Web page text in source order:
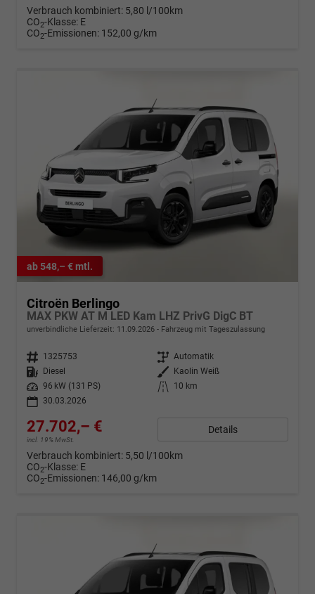
Verbrauch kombiniert: 5,80 l/100km
CO2-Klasse: E
CO2-Emissionen: 152,00 g/km
ab 548,– € mtl.
Citroën Berlingo
MAX PKW AT M LED Kam LHZ PrivG DigC BT
unverbindliche Lieferzeit: 11.09.2026 Fahrzeug mit Tageszulassung
Fahrzeugnr. 1325753 Getriebe Automatik
Kraftstoff
Diesel Außenfarbe
Kaolin Weiß
Leistung
96 kW (131 PS) Kilometerstand
10 km
30.03.2026
27.702,– €
incl. 19% MwSt.
Details
Verbrauch kombiniert: 5,50 l/100km
CO2-Klasse: E
CO2-Emissionen: 146,00 g/km